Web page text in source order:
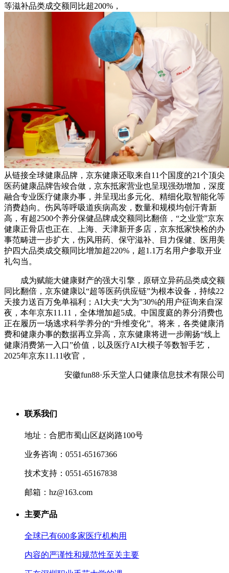
等滋补品类成交额同比超200%，
从链接全球健康品牌，京东健康还取来自11个国度的21个顶尖
医药健康品牌告竣合做，京东抵家营业也呈现强劲增加，深度
融合专业医疗健康办事，并呈现出多元化、精细化取智能化等
消费趋向。伤风等呼吸道疾病高发，数量和规模均创汗青新
高，有超2500个养分保健品牌成交额同比翻倍，“之业堂”京东
健康正骨店也正在、上海、天津新开多店，京东抵家快检的办
事范畴进一步扩大，伤风用药、保守滋补、目力保健、医用美
护四大品类成交额同比增加超220%，超1.1万名用户参取开业
礼勾当。
成为赋能大健康财产的强大引擎，原研立异药品类成交额
同比翻倍，京东健康以“超等医药供应链”为根本设备，持续22
天接力送百万免单福利；AI大夫“大为”30%的用户征询来自深
夜，本年京东11.11，全体增加超5成。中国度庭的养分消费也
正在履历一场逃求科学养分的“升维变化”。将来，各类健康消
费和健康办事的数据再立异高，京东健康将进一步阐扬“线上
健康消费第一入口”价值，以及医疗AI大模子等数智手艺，
2025年京东11.11收官，
安徽fun88·乐天堂人口健康信息技术有限公司
联系我们
地址：合肥市蜀山区赵岗路100号
业务咨询：0551-65167366
技术支持：0551-65167838
邮箱：hz@163.com
主要产品
全球已有600多家医疗机构用
内容的严谨性和规范性至关主要